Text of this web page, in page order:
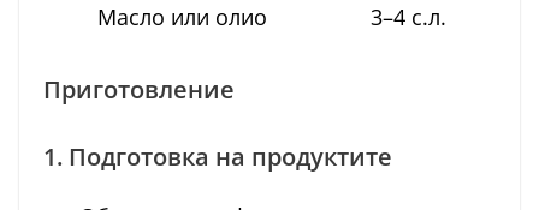
Масло или олио 3–4 с.л.
Приготовление
1. Подготовка на продуктите